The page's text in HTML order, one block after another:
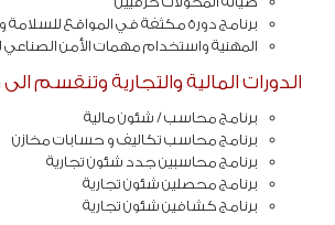
برنامج دورة مكثفة في المواقع للسلامة
المهنية واستخدام مهمات الأمن الصناعي
الدورات المالية والتجارية وتنقسم الى
برنامج محاسب / شئون مالية
برنامج محاسب تكاليف و حسابات مخازن
برنامج محاسبين جدد شئون تجارية
برنامج محصلين شئون تجارية
برنامج كشافين شئون تجارية